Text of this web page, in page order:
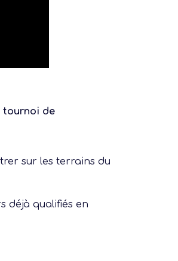
tournoi de
sur les terrains du
déjà qualifiés en